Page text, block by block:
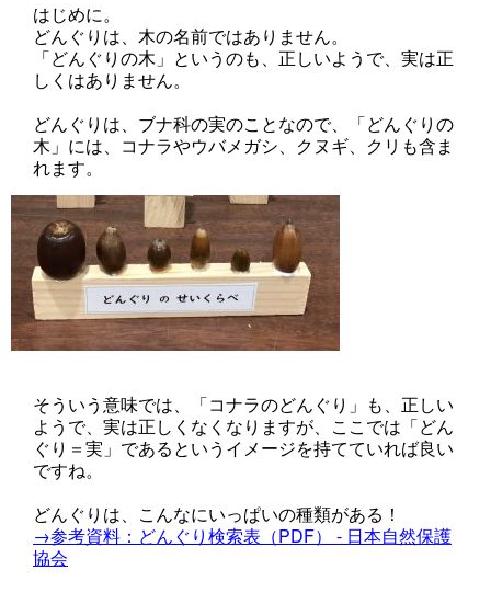
はじめに。
どんぐりは、木の名前ではありません。
「どんぐりの木」というのも、正しいようで、実は正
しくはありません。
どんぐりは、ブナ科の実のことなので、「どんぐりの
木」には、コナラやウバメガシ、クヌギ、クリも含ま
れます。
そういう意味では、「コナラのどんぐり」も、 正しい
ようで、実は正しくなくなりますが、ここでは「どん
ぐり＝実」であるというイメージを持てていれば良い
ですね。
どんぐりは、こんなにいっぱいの種類がある！
→参考資料：どんぐり検索表（PDF） - 日本自然保護
協会